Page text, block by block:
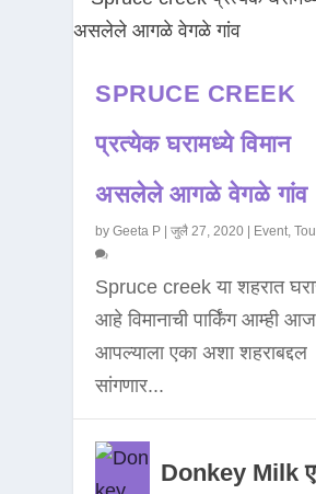
SPRUCE CREEK
प्रत्येक घरामध्ये विमान
असलेले आगळे वेगळे गांव
byGeeta P |जुलै 27, 2020 | Event ,
Spruce creek या शहरात
आहे विमानाची पार्किंग आम्ही आज
आपल्याला एका अशा शहराबद्दल
सांगणार...
Donkey Milk